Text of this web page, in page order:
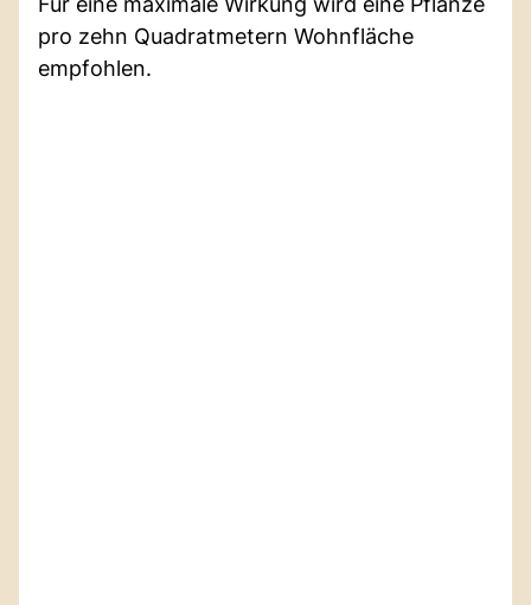
pro zehn Quadratmetern Wohnfläche
empfohlen.